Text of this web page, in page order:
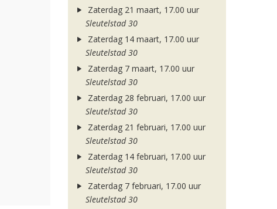
Zaterdag 21 maart, 17.00 uur
Sleutelstad 30
Zaterdag 14 maart, 17.00 uur
Sleutelstad 30
Zaterdag 7 maart, 17.00 uur
Sleutelstad 30
Zaterdag 28 februari, 17.00 uur
Sleutelstad 30
Zaterdag 21 februari, 17.00 uur
Sleutelstad 30
Zaterdag 14 februari, 17.00 uur
Sleutelstad 30
Zaterdag 7 februari, 17.00 uur
Sleutelstad 30